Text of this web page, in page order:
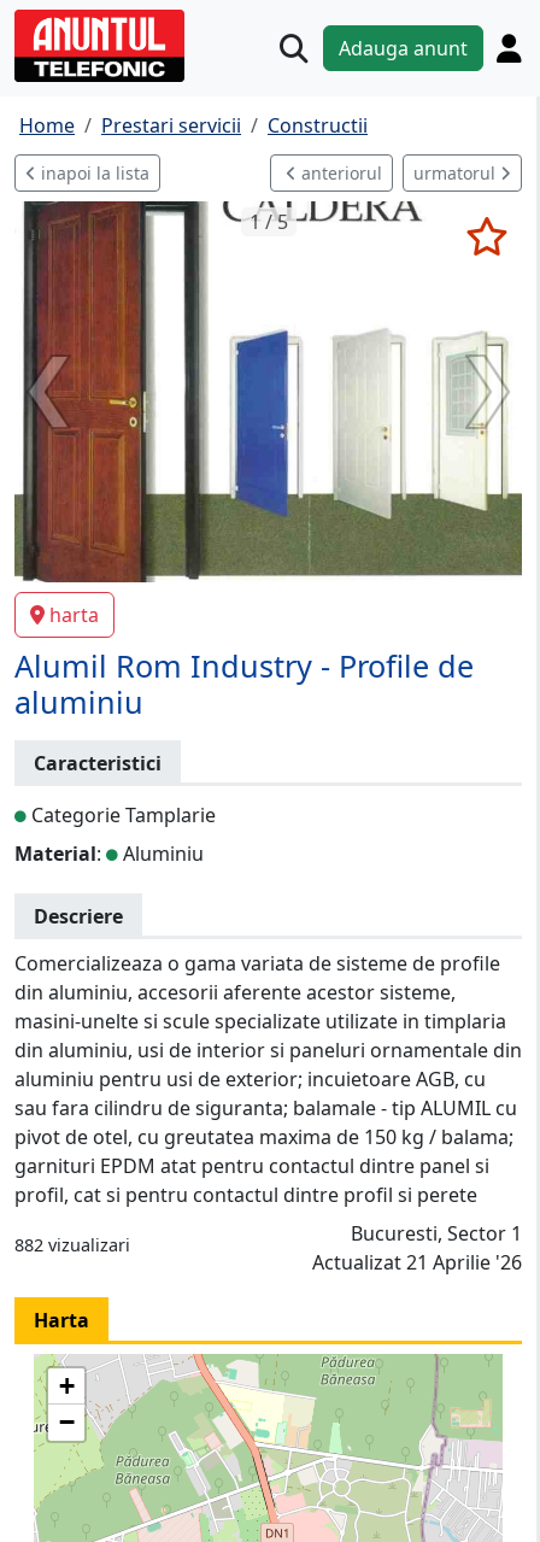
Adauga anunt
Home Prestari servicii Constructii
inapoi la lista anteriorul urmatorul
1 / 5
harta
Alumil Rom Industry - Profile de
aluminiu
Caracteristici
Categorie Tamplarie
Material: Aluminiu
Descriere
Comercializeaza o gama variata de sisteme de profile
din aluminiu, accesorii aferente acestor sisteme,
masini-unelte si scule specializate utilizate in timplaria
din aluminiu, usi de interior si paneluri ornamentale din
aluminiu pentru usi de exterior; incuietoare AGB, cu
sau fara cilindru de siguranta; balamale - tip ALUMIL cu
pivot de otel, cu greutatea maxima de 150 kg / balama;
garnituri EPDM atat pentru contactul dintre panel si
profil, cat si pentru contactul dintre profil si perete
882 vizualizari
Bucuresti, Sector 1
Actualizat 21 Aprilie '26
Harta
+
−